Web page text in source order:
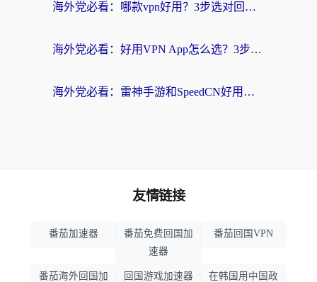
海外党必看：哪款vpn好用？3步选对回国加速器，无缝刷剧玩游戏
海外党必看：好用VPN App怎么选？3步教你无缝访问国内资源
海外党必看：雷神手游和SpeedCN好用吗？3招选对回国加速器无缝刷国内资源
友情链接
番茄加速器
番茄免费回国加
速器
番茄回国VPN
番茄海外回国加 回国游戏加速器 在韩国用中国政